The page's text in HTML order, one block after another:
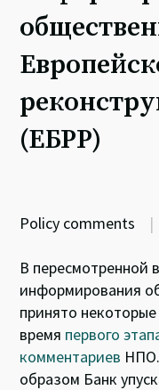
(ЕБРР)
Policy comments |
В пересмотренной
информирования
принято
время первого
комментариев
образом Банк